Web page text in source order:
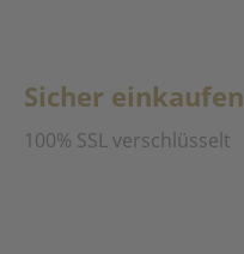
Sicher einkaufen
100% SSL verschlüsselt